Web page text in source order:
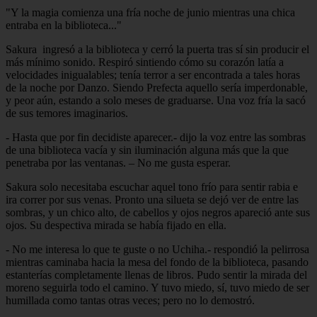
"Y la magia comienza una fría noche de junio mientras una chica
entraba en la biblioteca..."
Sakura ingresó a la biblioteca y cerró la puerta tras sí sin producir el
más mínimo sonido. Respiró sintiendo cómo su corazón latía a
velocidades inigualables; tenía terror a ser encontrada a tales horas
de la noche por Danzo. Siendo Prefecta aquello sería imperdonable,
y peor aún, estando a solo meses de graduarse. Una voz fría la sacó
de sus temores imaginarios.
- Hasta que por fin decidiste aparecer.- dijo la voz entre las sombras
de una biblioteca vacía y sin iluminación alguna más que la que
penetraba por las ventanas. – No me gusta esperar.
Sakura solo necesitaba escuchar aquel tono frío para sentir rabia e
ira correr por sus venas. Pronto una silueta se dejó ver de entre las
sombras, y un chico alto, de cabellos y ojos negros apareció ante sus
ojos. Su despectiva mirada se había fijado en ella.
- No me interesa lo que te guste o no Uchiha.- respondió la pelirrosa
mientras caminaba hacia la mesa del fondo de la biblioteca, pasando
estanterías completamente llenas de libros. Pudo sentir la mirada del
moreno seguirla todo el camino. Y tuvo miedo, sí, tuvo miedo de ser
humillada como tantas otras veces; pero no lo demostró.